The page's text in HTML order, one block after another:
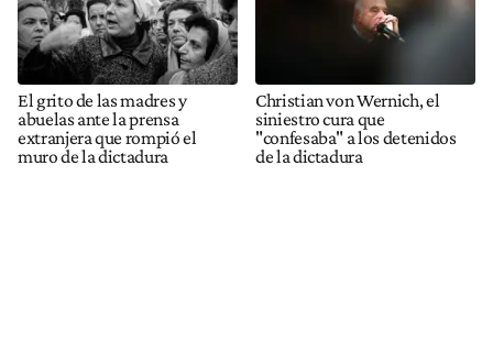
El grito de las madres y
abuelas ante la prensa
extranjera que rompió el
muro de la dictadura
Christian von Wernich, el
siniestro cura que
"confesaba" a los detenidos
de la dictadura